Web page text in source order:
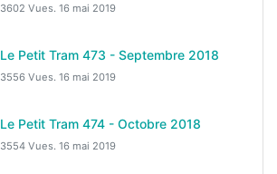
3602 Vues. 16 mai 2019
Le Petit Tram 473 - Septembre 2018
3556 Vues. 16 mai 2019
Le Petit Tram 474 - Octobre 2018
3554 Vues. 16 mai 2019